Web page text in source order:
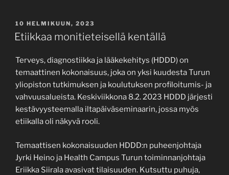
JULKAISTU
10 HELMIKUUN, 2023
Etiikkaa monitieteisellä kentällä
Terveys, diagnostiikka ja lääkekehitys (HDDD) on
temaattinen kokonaisuus, joka on yksi kuudesta Turun
yliopiston tutkimuksen ja koulutuksen profiloitumis- ja
vahvuusalueista. Keskiviikkona 8.2. 2023 HDDD järjesti
kestävyysteemalla iltapäiväseminaarin, jossa myös
etiikalla oli näkyvä rooli.
Temaattisen kokonaisuuden HDDD:n puheenjohtaja
Jyrki Heino ja Health Campus Turun toiminnanjohtaja
Eriikka Siirala avasivat tilaisuuden. Kutsuttu puhuja,